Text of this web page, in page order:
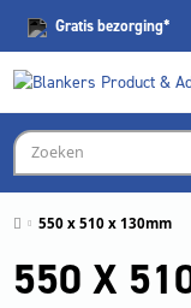
Gratisbezorging*
550 x 510 x 130mm
550 X